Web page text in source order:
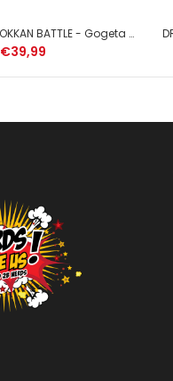
DRAGON BALL Z DOKKAN BATTLE - Gogeta - Figure 10th Anniversary 19cm
€39,99